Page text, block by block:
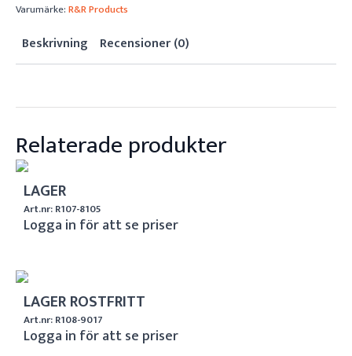
Varumärke:R&R Products
Beskrivning Recensioner (0)
Relaterade produkter
LAGER
Art.nr: R107-8105
Logga in för att se priser
LAGER ROSTFRITT
Art.nr: R108-9017
Logga in för att se priser